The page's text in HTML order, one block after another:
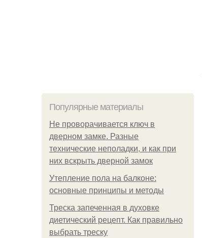
Популярные материалы
Не проворачивается ключ в
дверном замке. Разные
технические неполадки, и как при
них вскрыть дверной замок
Утепление пола на балконе:
основные принципы и методы
Треска запеченная в духовке
диетический рецепт. Как правильно
выбрать треску